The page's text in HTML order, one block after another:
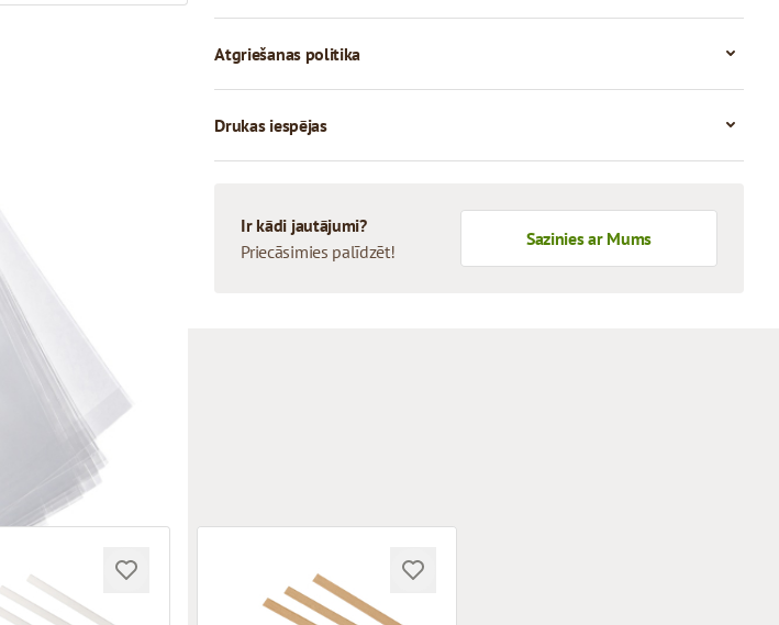
Atgriešanas politika
Drukas iespējas
Ir kādi jautājumi?
Priecāsimies palīdzēt!
Sazinies ar Mums